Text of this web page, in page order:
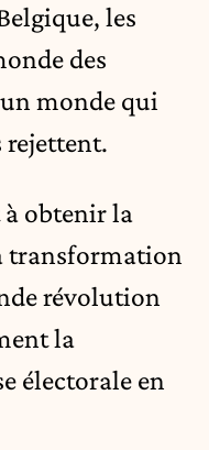
les
des
monde qui
rejettent.
à obtenir la
transformation
révolution
la
électorale en